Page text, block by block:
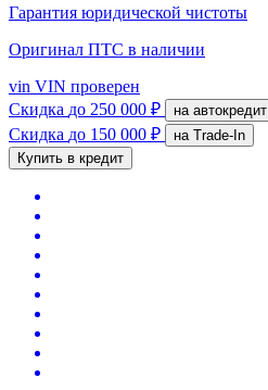
Гарантия юридической чистоты
Оригинал ПТС в наличии
vin VIN проверен
Скидка до 250 000 ₽ на автокредит
Скидка до 150 000 ₽
на Trade-In
Купить в кредит